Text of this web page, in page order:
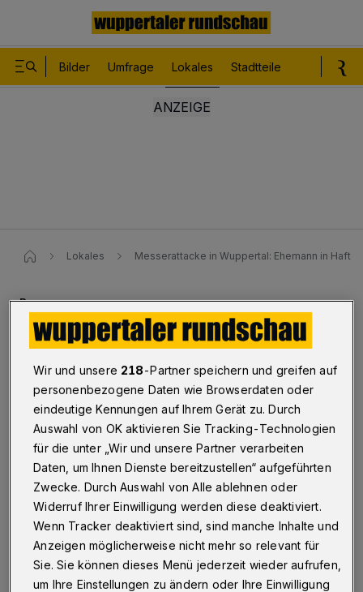
Bilder Umfrage Lokales Stadtteile
Lokales Messerattacke in Wuppertal: Ehemann in Haft
Barmen
Messerattacke: Ehemann in
Haft
Nach einer Messerattacke in Barmen haben
Staatsanwaltschaft und Polizei in Wuppertal die
Ermittlungen aufgenommen. Eine Frau wurde schwer
verletzt.
10.05.2021 , 15:04 Uhr Eine Minute Lesezeit
Wir und unsere 218-Partner speichern und greifen auf
personenbezogene Daten wie Browserdaten oder
eindeutige Kennungen auf Ihrem Gerät zu. Durch
Auswahl von OK aktivieren Sie Tracking-Technologien
für die unter „Wir und unsere Partner verarbeiten
Daten, um Ihnen Dienste bereitzustellen“ aufgeführten
Zwecke. Durch Auswahl von Alle ablehnen oder
Widerruf Ihrer Einwilligung werden diese deaktiviert.
Wenn Tracker deaktiviert sind, sind manche Inhalte und
Anzeigen möglicherweise nicht mehr so relevant für
Sie. Sie können dieses Menü jederzeit wieder aufrufen,
um Ihre Einstellungen zu ändern oder Ihre Einwilligung